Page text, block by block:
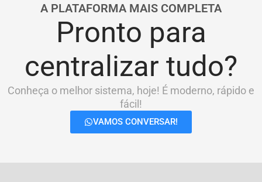
A PLATAFORMA MAIS COMPLETA
Pronto para
centralizar tudo?
Conheça o melhor sistema, hoje! É moderno, rápido e
fácil!
VAMOS CONVERSAR!